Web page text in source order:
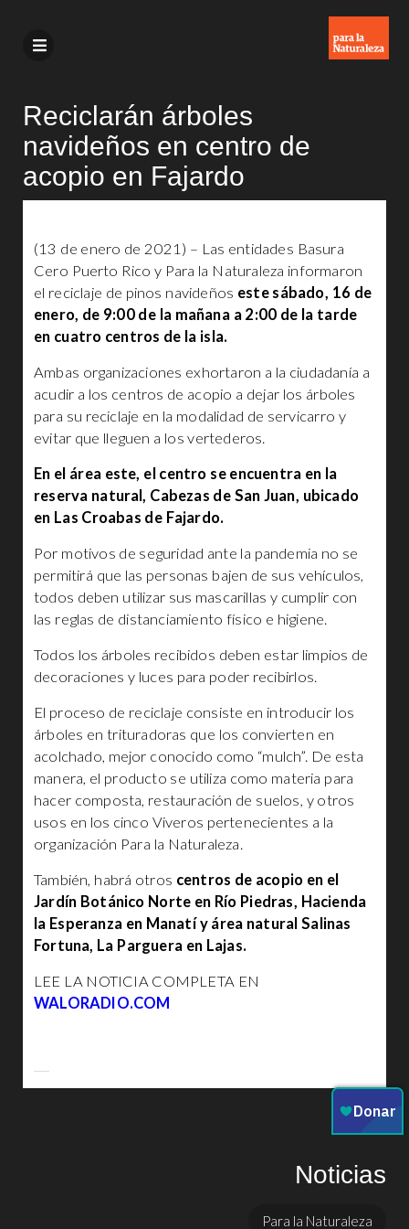
Reciclarán árboles
navideños en centro de
acopio en Fajardo
(13 de enero de 2021) – Las entidades Basura
Cero Puerto Rico y Para la Naturaleza informaron
el reciclaje de pinos navideños este sábado, 16 de
enero, de 9:00 de la mañana a 2:00 de la tarde
en cuatro centros de la isla.
Ambas organizaciones exhortaron a la ciudadanía a
acudir a los centros de acopio a dejar los árboles
para su reciclaje en la modalidad de servicarro y
evitar que lleguen a los vertederos.
En el área este, el centro se encuentra en la
reserva natural, Cabezas de San Juan, ubicado
en Las Croabas de Fajardo.
Por motivos de seguridad ante la pandemia no se
permitirá que las personas bajen de sus vehículos,
todos deben utilizar sus mascarillas y cumplir con
las reglas de distanciamiento físico e higiene.
Todos los árboles recibidos deben estar limpios de
decoraciones y luces para poder recibirlos.
El proceso de reciclaje consiste en introducir los
árboles en trituradoras que los convierten en
acolchado, mejor conocido como “mulch”. De esta
manera, el producto se utiliza como materia para
hacer composta, restauración de suelos, y otros
usos en los cinco Viveros pertenecientes a la
organización Para la Naturaleza.
También, habrá otros centros de acopio en el
Jardín Botánico Norte en Río Piedras, Hacienda
la Esperanza en Manatí y área natural Salinas
Fortuna, La Parguera en Lajas.
LEE LA NOTICIA COMPLETA EN
WALORADIO.COM
Noticias
Para la Naturaleza